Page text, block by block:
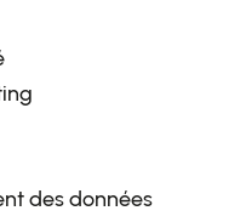
des données